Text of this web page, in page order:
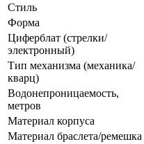
Стиль
Форма
Циферблат (стрелки/
электронный)
Тип механизма (механика/
кварц)
Водонепроницаемость,
метров
Материал корпуса
Материал браслета/ремешка